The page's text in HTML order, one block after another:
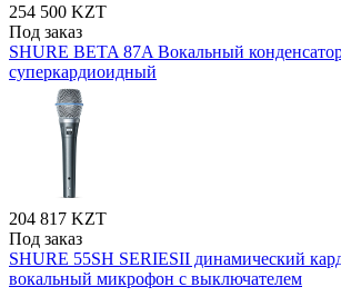
254 500 KZT
Под заказ
SHURE BETA 87A Вокальный
суперкардиоидный
204 817 KZT
Под заказ
SHURE 55SH SERIESII динамический
вокальный микрофон с выключателем